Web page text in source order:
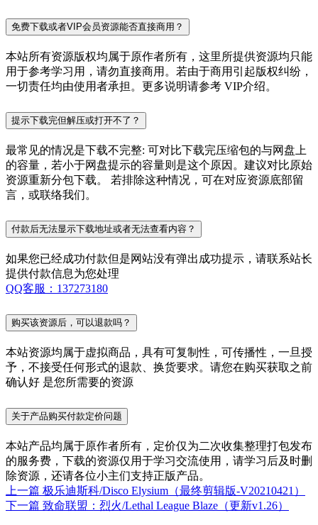
免费下载或者VIP会员资源能否直接商用？
本站所有资源版权均属于原作者所有，这里所提供资源均只能
用于参考学习用，请勿直接商用。若由于商用引起版权纠纷，
一切责任均由使用者承担。更多说明请参考 VIP介绍。
提示下载完但解压或打开不了？
最常见的情况是下载不完整: 可对比下载完压缩包的与网盘上
的容量，若小于网盘提示的容量则是这个原因。建议对比原始
资源重新分包下载。 若排除这种情况，可在对应资源底部留
言，或联络我们。
付款后无法显示下载地址或者无法查看内容？
如果您已经成功付款但是网站没有弹出成功提示，请联系站长
提供付款信息为您处理
QQ客服：137273180
购买该资源后，可以退款吗？
本站资源均属于虚拟商品，具有可复制性，可传播性，一旦授
予，不接受任何形式的退款、换货要求。请您在购买获取之前
确认好 是您所需要的资源
关于产品购买付款定价问题
本站产品均属于原作者所有，定价仅为二次收集整理打包发布
的服务费，下载的资源仅用于学习交流使用，请学习后及时删
除资源，还请各位小主们支持正版产品。
上一篇 极乐迪斯科/Disco Elysium（最终剪辑版-V20210421）
下一篇 致命联盟：烈火/Lethal League Blaze（更新v1.26）